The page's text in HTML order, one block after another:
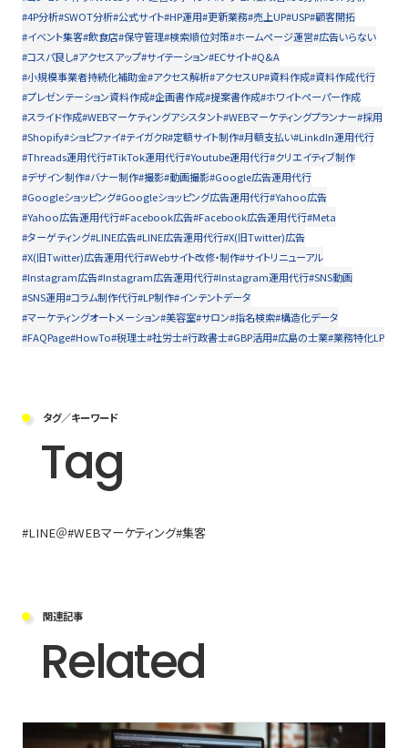
#4P分析#SWOT分析#公式サイト#HP運用#更新業務#売上UP#USP#顧客開拓
#イベント集客#飲食店#保守管理#検索順位対策#ホームページ運営#広告いらない
#コスパ良し#アクセスアップ#サイテーション#ECサイト#Q&A
#小規模事業者持続化補助金#アクセス解析#アクセスUP#資料作成#資料作成代行
#プレゼンテーション資料作成#企画書作成#提案書作成#ホワイトペーパー作成
#スライド作成#WEBマーケティングアシスタント#WEBマーケティングプランナー#採用
#Shopify#ショピファイ#テイガクR#定額サイト制作#月額支払い#LinkdIn運用代行
#Threads運用代行#TikTok運用代行#Youtube運用代行#クリエイティブ制作
#デザイン制作#バナー制作#撮影#動画撮影#Google広告運用代行
#Googleショッピング#Googleショッピング広告運用代行#Yahoo広告
#Yahoo広告運用代行#Facebook広告#Facebook広告運用代行#Meta
#ターゲティング#LINE広告#LINE広告運用代行#X(旧Twitter)広告
#X(旧Twitter)広告運用代行#Webサイト改修・制作#サイトリニューアル
#Instagram広告#Instagram広告運用代行#Instagram運用代行#SNS動画
#SNS運用#コラム制作代行#LP制作#インテントデータ
#マーケティングオートメーション#美容室#サロン#指名検索#構造化データ
#FAQPage#HowTo#税理士#社労士#行政書士#GBP活用#広島の士業#業務特化LP
タグ／キーワード
Tag
#LINE＠#WEBマーケティング#集客
関連記事
Related